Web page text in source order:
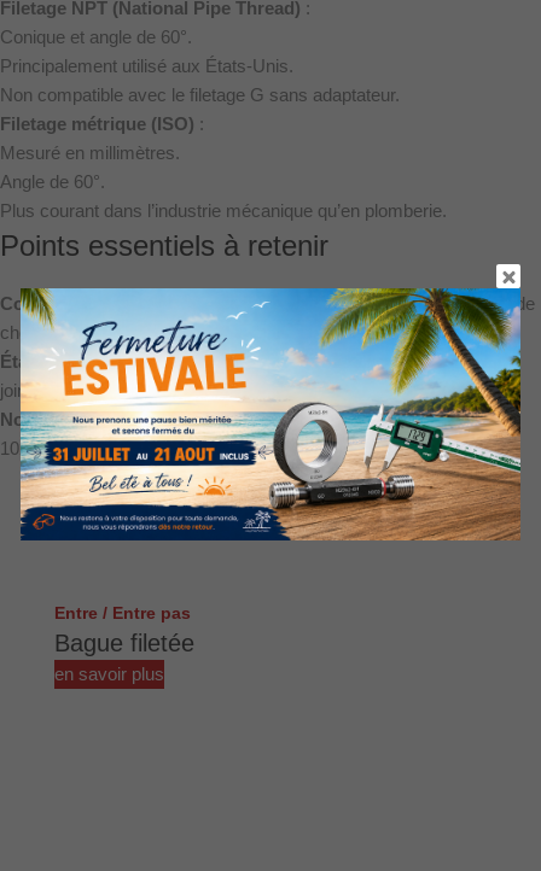
Filetage NPT (National Pipe Thread) :
Conique et angle de 60°.
Principalement utilisé aux États-Unis.
Non compatible avec le filetage G sans adaptateur.
Filetage métrique (ISO) :
Mesuré en millimètres.
Angle de 60°.
Plus courant dans l’industrie mécanique qu’en plomberie.
Points essentiels à retenir
Compatibilité
: toujours vérifier la norme (BSPP ou BSPT) avant de
choisir un raccord.
Étanchéité: prévoir un matériau adapté (ruban PTFE, filasse,
joints).
Normes de sécurité: respecter les normes locales (ISO 228, EN
10226) lors d’installations de gaz ou de fluides sous pression.
demander un devisvoir tous nos calibres de contrôle
Entre / Entre pas
Bague filetée
en savoir plus